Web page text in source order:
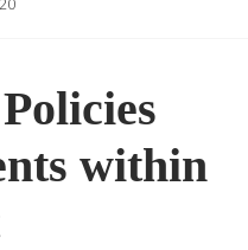
within